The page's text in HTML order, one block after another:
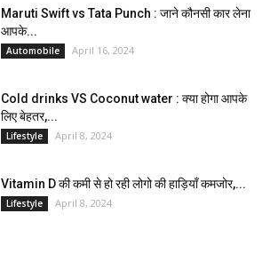
Maruti Swift vs Tata Punch : जाने कौनसी कार लेना
आपके...
Automobile April 16, 2024
Cold drinks VS Coconut water : क्या होगा आपके
लिए बेहतर,...
Lifestyle April 8, 2024
Vitamin D की कमी से हो रही लोगो की हाड़ियाँ कमजोर,...
Lifestyle April 8, 2024